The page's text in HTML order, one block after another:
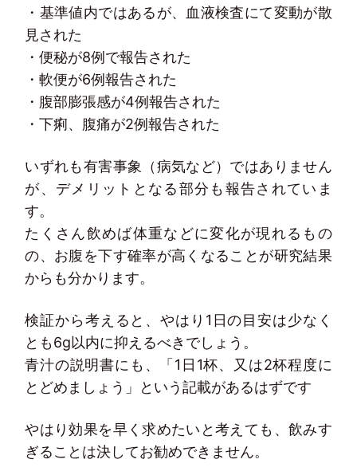
・基準値内ではあるが、血液検査にて変動が散
見された
・便秘が8例で報告された
・軟便が6例報告された
・腹部膨張感が4例報告された
・下痢、腹痛が2例報告された
いずれも有害事象（病気など）ではありません
が、デメリットとなる部分も報告されていま
す。
たくさん飲めば体重などに変化が現れるもの
の、お腹を下す確率が高くなることが研究結果
からも分かります。
検証から考えると、やはり1日の目安は少なく
とも6g以内に抑えるべきでしょう。
青汁の説明書にも、「1日1杯、又は2杯程度に
とどめましょう」という記載があるはずです
やはり効果を早く求めたいと考えても、飲みす
ぎることは決してお勧めできません。